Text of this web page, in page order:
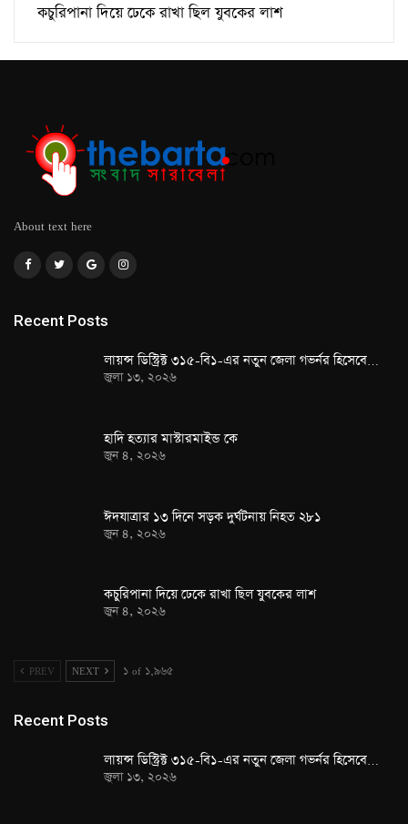
কচুরিপানা দিয়ে ঢেকে রাখা ছিল যুবকের লাশ
About text here
Recent Posts
লায়ন্স ডিস্ট্রিক্ট ৩১৫-বি১-এর নতুন জেলা গভর্নর হিসেবে…
জুলা ১৩, ২০২৬
হাদি হত্যার মাস্টারমাইন্ড কে
জুন ৪, ২০২৬
ঈদযাত্রার ১৩ দিনে সড়ক দুর্ঘটনায় নিহত ২৮১
জুন ৪, ২০২৬
কচুরিপানা দিয়ে ঢেকে রাখা ছিল যুবকের লাশ
জুন ৪, ২০২৬
PREV NEXT ১ of ১,৯৬৫
Recent Posts
লায়ন্স ডিস্ট্রিক্ট ৩১৫-বি১-এর নতুন জেলা গভর্নর হিসেবে…
জুলা ১৩, ২০২৬